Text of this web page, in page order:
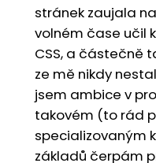
stránek zaujala
volném čase učil
CSS, a částečně
ze mě nikdy
jsem ambice v
takovém (to rád
specializovaným
základů čerpám